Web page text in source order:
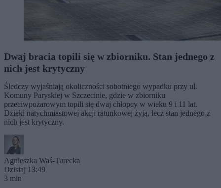
Dwaj bracia topili się w zbiorniku. Stan jednego z
nich jest krytyczny
Śledczy wyjaśniają okoliczności sobotniego wypadku przy ul.
Komuny Paryskiej w Szczecinie, gdzie w zbiorniku
przeciwpożarowym topili się dwaj chłopcy w wieku 9 i 11 lat.
Dzięki natychmiastowej akcji ratunkowej żyją, lecz stan jednego z
nich jest krytyczny.
Agnieszka Waś-Turecka
Dzisiaj 13:49
3 min